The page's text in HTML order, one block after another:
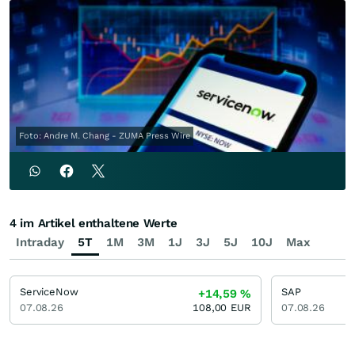
Foto: Andre M. Chang - ZUMA Press Wire
Intraday 5T 1M 3M 1J 3J 5J 10J Max
4 im Artikel enthaltene Werte
ServiceNow
07.08.26
+14,59%
108,00 EUR
SAP
07.08.26